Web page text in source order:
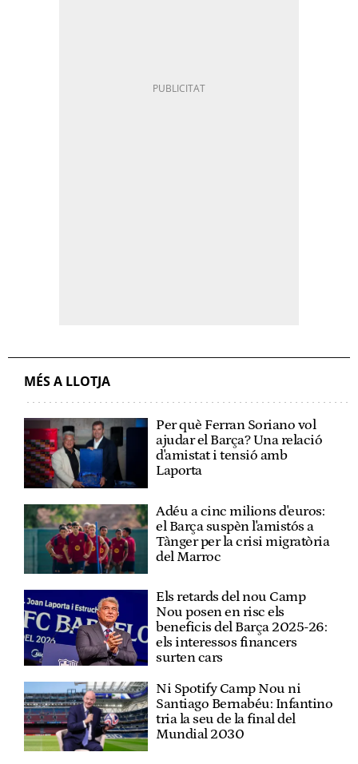
MÉS A LLOTJA
Per què Ferran Soriano vol
ajudar el Barça? Una relació
d'amistat i tensió amb
Laporta
Adéu a cinc milions d'euros:
el Barça suspèn l'amistós a
Tànger per la crisi migratòria
del Marroc
Els retards del nou Camp
Nou posen en risc els
beneficis del Barça 2025-26:
els interessos financers
surten cars
Ni Spotify Camp Nou ni
Santiago Bernabéu: Infantino
tria la seu de la final del
Mundial 2030